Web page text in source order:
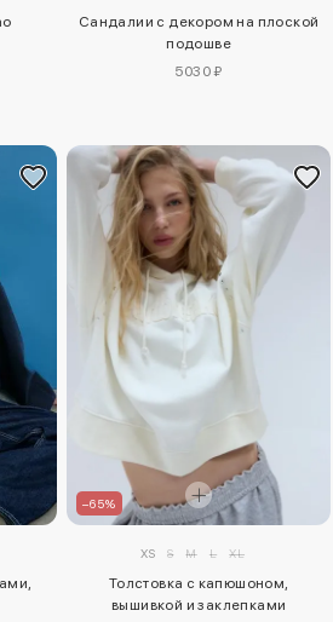
Сандалии с декором на плоской
подошве
5030 ₽
–65%
XS S M L XL
Толстовка с капюшоном,
вышивкой и заклепками